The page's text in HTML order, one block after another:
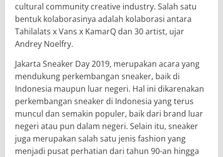
cultural community creative industry. Salah satu
bentuk kolaborasinya adalah kolaborasi antara
Tahilalats x Vans x KamarQ dan 30 artist, ujar
Andrey Noelfry.
Jakarta Sneaker Day 2019, merupakan acara yang
mendukung perkembangan sneaker, baik di
Indonesia maupun luar negeri. Hal ini dikarenakan
perkembangan sneaker di Indonesia yang terus
muncul dan semakin populer, baik dari brand luar
negeri atau pun dalam negeri. Selain itu, sneaker
juga merupakan salah satu jenis fashion yang
menjadi pusat perhatian dari tahun 90-an hingga